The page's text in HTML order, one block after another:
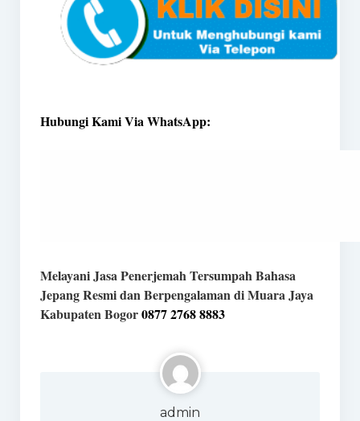
Hubungi Kami Via WhatsApp:
Melayani Jasa Penerjemah Tersumpah Bahasa
Jepang Resmi dan Berpengalaman di Muara Jaya
Kabupaten Bogor0877 2768 8883
admin